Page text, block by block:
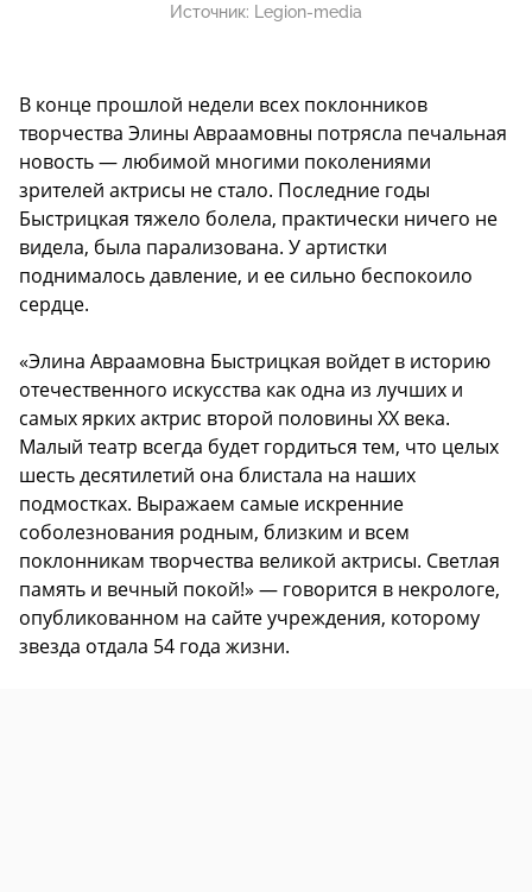
Источник:
Legion-media
В конце прошлой недели всех поклонников
творчества Элины Авраамовны потрясла печальная
новость — любимой многими поколениями
зрителей актрисы не стало. Последние годы
Быстрицкая тяжело болела, практически ничего не
видела, была парализована. У артистки
поднималось давление, и ее сильно беспокоило
сердце.
«Элина Авраамовна Быстрицкая войдет в историю
отечественного искусства как одна из лучших и
самых ярких актрис второй половины XX века.
Малый театр всегда будет гордиться тем, что целых
шесть десятилетий она блистала на наших
подмостках. Выражаем самые искренние
соболезнования родным, близким и всем
поклонникам творчества великой актрисы. Светлая
память и вечный покой!» — говорится в некрологе,
опубликованном на сайте учреждения, которому
звезда отдала 54 года жизни.